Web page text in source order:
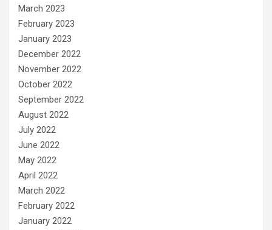
March 2023
February 2023
January 2023
December 2022
November 2022
October 2022
September 2022
August 2022
July 2022
June 2022
May 2022
April 2022
March 2022
February 2022
January 2022